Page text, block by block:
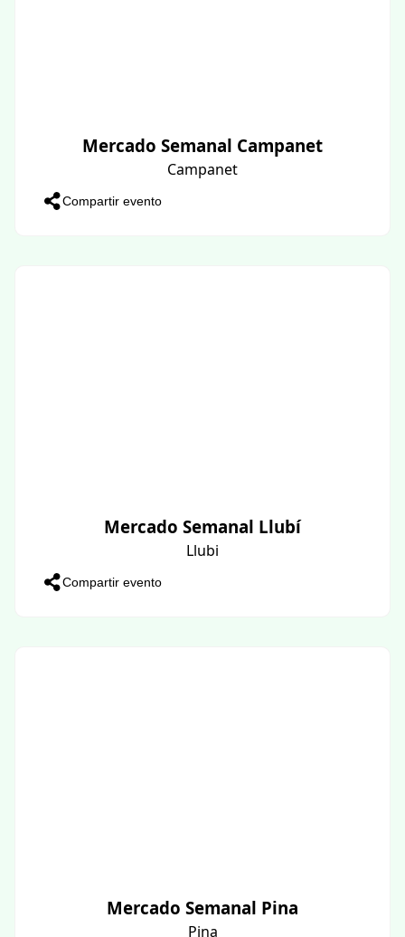
Mercado Semanal Campanet
Campanet
Compartir evento
Mercado Semanal Llubí
Llubi
Compartir evento
Mercado Semanal Pina
Pina